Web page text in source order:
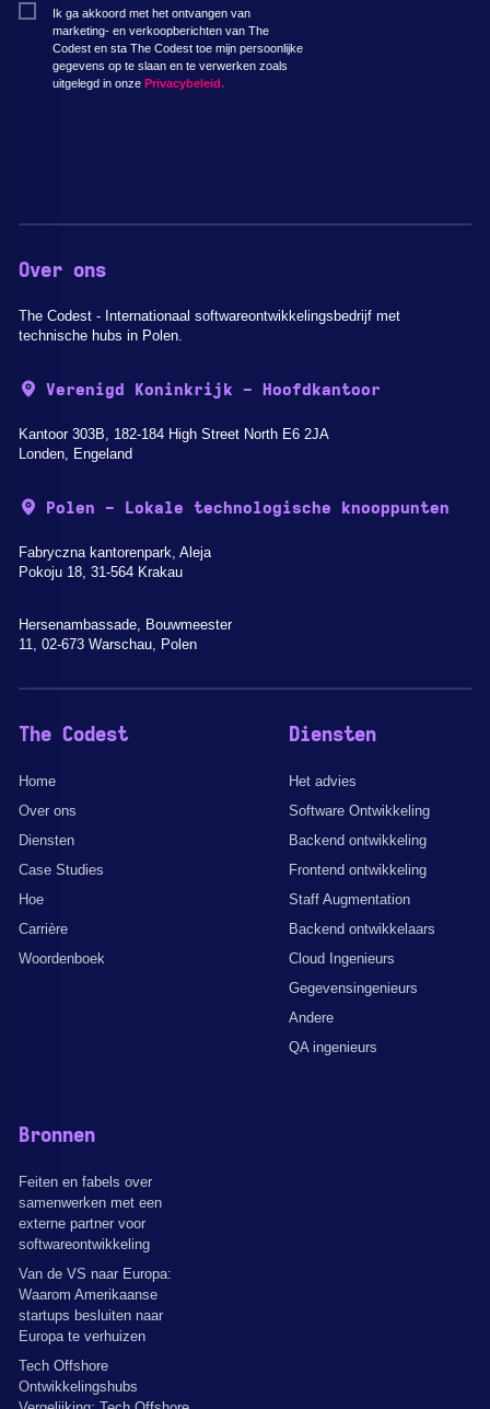
Ik ga akkoord met het ontvangen van
marketing- en verkoopberichten van The
Codest en sta The Codest toe mijn persoonlijke
gegevens op te slaan en te verwerken zoals
uitgelegd in onze Privacybeleid.
Over ons
The Codest - Internationaal softwareontwikkelingsbedrijf met
technische hubs in Polen.
Verenigd Koninkrijk - Hoofdkantoor
Kantoor 303B, 182-184 High Street North E6 2JA
Londen, Engeland
Polen - Lokale technologische knooppunten
Fabryczna kantorenpark, Aleja
Pokoju 18, 31-564 Krakau
Hersenambassade, Bouwmeester
11, 02-673 Warschau, Polen
The Codest
Home
Over ons
Diensten
Case Studies
Hoe
Carrière
Woordenboek
Diensten
Het advies
Software Ontwikkeling
Backend ontwikkeling
Frontend ontwikkeling
Staff Augmentation
Backend ontwikkelaars
Cloud Ingenieurs
Gegevensingenieurs
Andere
QA ingenieurs
Bronnen
Feiten en fabels over
samenwerken met een
externe partner voor
softwareontwikkeling
Van de VS naar Europa:
Waarom Amerikaanse
startups besluiten naar
Europa te verhuizen
Tech Offshore
Ontwikkelingshubs